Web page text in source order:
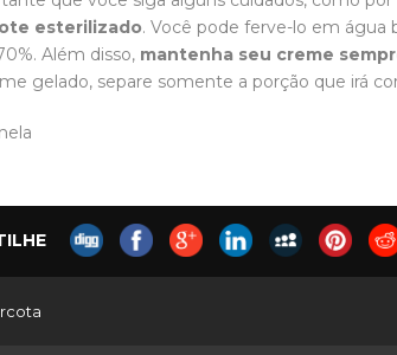
esterilizado. Você pode ferve-lo em
Além disso, mantenha seu creme
gelado, separe somente a porção que irá